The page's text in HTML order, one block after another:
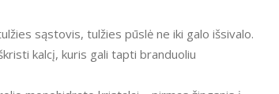
sąstovis, tulžies pūslė ne iki galo išsivalo.
kalcį, kuris gali tapti branduoliu